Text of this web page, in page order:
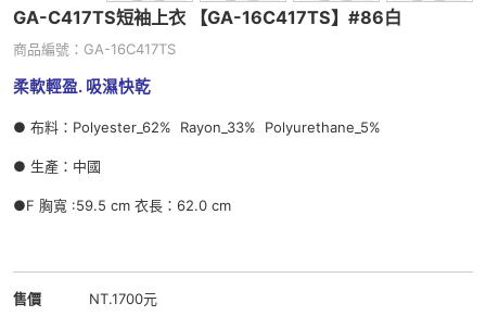
GA-C417TS短袖上衣 【GA-16C417TS】 #86白
商品編號：GA-16C417TS
柔軟輕盈. 吸濕快乾
● 布料：Polyester_62% Rayon_33% Polyurethane_5%
● 生產：中國
●F 胸寬 :59.5 cm 衣長：62.0 cm
售價 NT.1700元